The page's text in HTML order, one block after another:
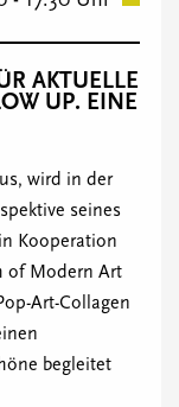
AKTUELLE
UP. EINE
wird in der
seines
Kooperation
of Modern Art
Art-Collagen
begleitet